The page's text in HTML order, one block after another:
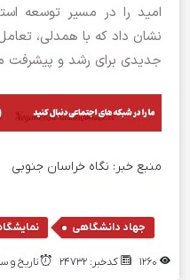
امید را در مسیر توسعه
نشان داد که با همدلی،
جدیدی برای رشد و پیشرفت
منبع خبر: نگاه خراسان جنوبی
جهاد دانشگاهی ,
کدخبر: 24732 تاریخ و ساعت